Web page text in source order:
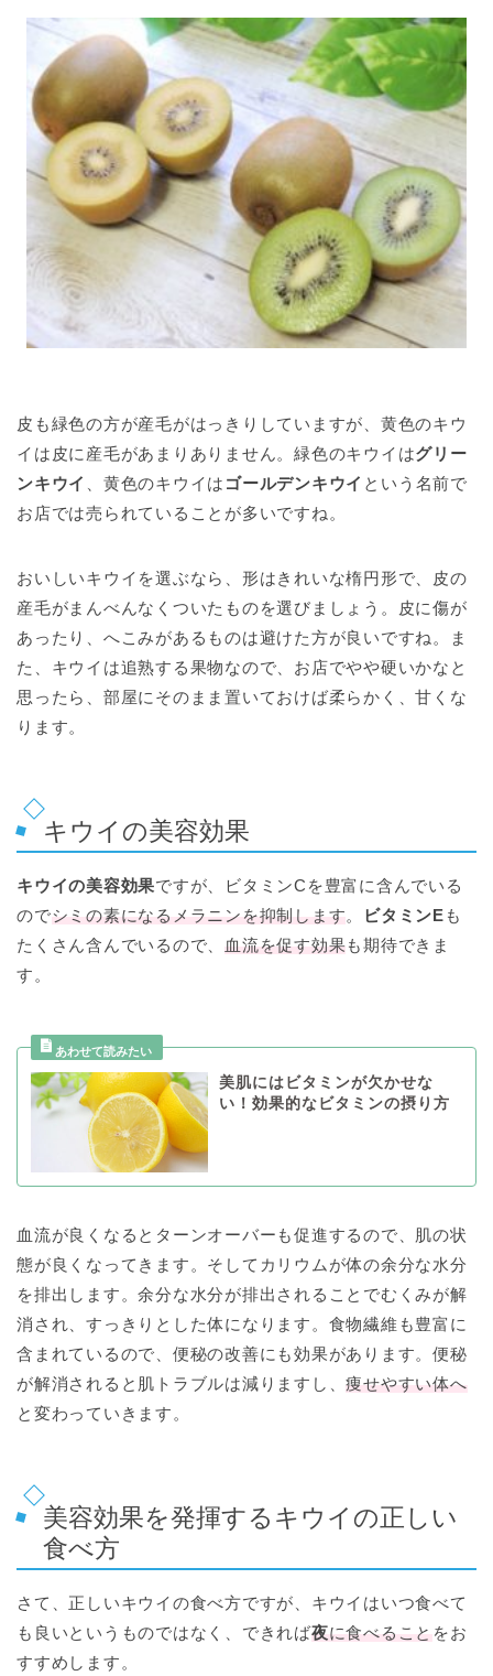
皮も緑色の方が産毛がはっきりしていますが、黄色のキウ
イは皮に産毛があまりありません。緑色のキウイはグリー
ンキウイ
、黄色のキウイは ゴールデンキウイ という名前で
お店では売られていることが多いですね。
おいしいキウイを選ぶなら、形はきれいな楕円形で、皮の
産毛がまんべんなくついたものを選びましょう。皮に傷が
あったり、へこみがあるものは避けた方が良いですね。ま
た、キウイは追熟する果物なので、お店でやや硬いかなと
思ったら、部屋にそのまま置いておけば柔らかく、甘くな
ります。
キウイの美容効果
キウイの美容効果ですが、ビタミンCを豊富に含んでいる
のでシミの素になるメラニンを抑制します。 ビタミンE も
たくさん含んでいるので、
血流を促す効果も期待できま
す。
美肌にはビタミンが欠かせな
い！効果的なビタミンの摂り方
血流が良くなるとターンオーバーも促進するので、肌の状
態が良くなってきます。そしてカリウムが体の余分な水分
を排出します。余分な水分が排出されることでむくみが解
消され、すっきりとした体になります。食物繊維も豊富に
含まれているので、便秘の改善にも効果があります。便秘
が解消されると肌トラブルは減りますし、痩せやすい体へ
と変わっていきます。
美容効果を発揮するキウイの正しい
食べ方
さて、正しいキウイの食べ方ですが、キウイはいつ食べて
も良いというものではなく、できれば夜に食べること をお
すすめします。